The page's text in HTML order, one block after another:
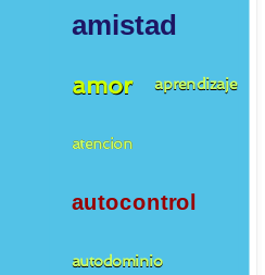
amistad
amor aprendizaje
atencion
autocontrol
autodominio